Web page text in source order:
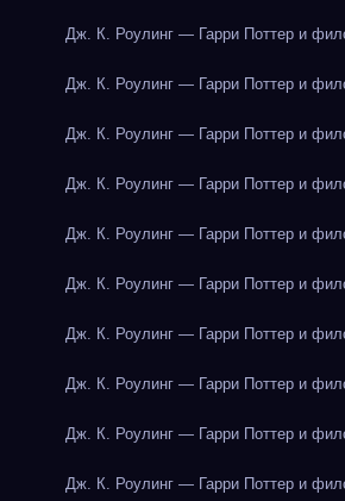
Дж. К. Роулинг — Гарри Поттер и
Дж. К. Роулинг — Гарри Поттер и
Дж. К. Роулинг — Гарри Поттер и
Дж. К. Роулинг — Гарри Поттер и
Дж. К. Роулинг — Гарри Поттер и
Дж. К. Роулинг — Гарри Поттер и
Дж. К. Роулинг — Гарри Поттер и
Дж. К. Роулинг — Гарри Поттер и
Дж. К. Роулинг — Гарри Поттер и
Дж. К. Роулинг — Гарри Поттер и